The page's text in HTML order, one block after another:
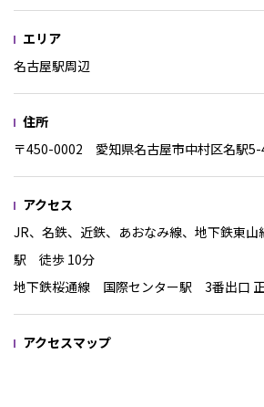
エリア
名古屋駅周辺
住所
〒450-0002 愛知県名古屋市中村区名駅
アクセス
JR、名鉄、近鉄、あおなみ線、地下鉄東
駅 徒歩 10分
地下鉄桜通線 国際センター駅 3番出口
アクセスマップ